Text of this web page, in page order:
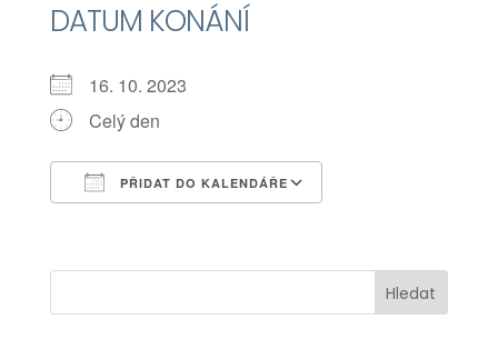
DATUM KONÁNÍ
16. 10. 2023
Celý den
PŘIDAT DO KALENDÁŘE
Hledat